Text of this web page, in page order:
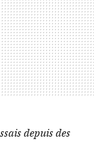
depuis des